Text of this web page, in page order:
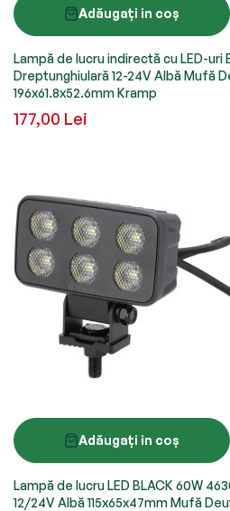
Adăugați in coș
Lampă de lucru indirectă cu LED-uri
Dreptunghiulară 12-24V Albă Mufă
196x61.8x52.6mm Kramp
177,00 Lei
Adăugați in coș
Lampă de lucru LED BLACK 60W
12/24V Albă 115x65x47mm Mufă